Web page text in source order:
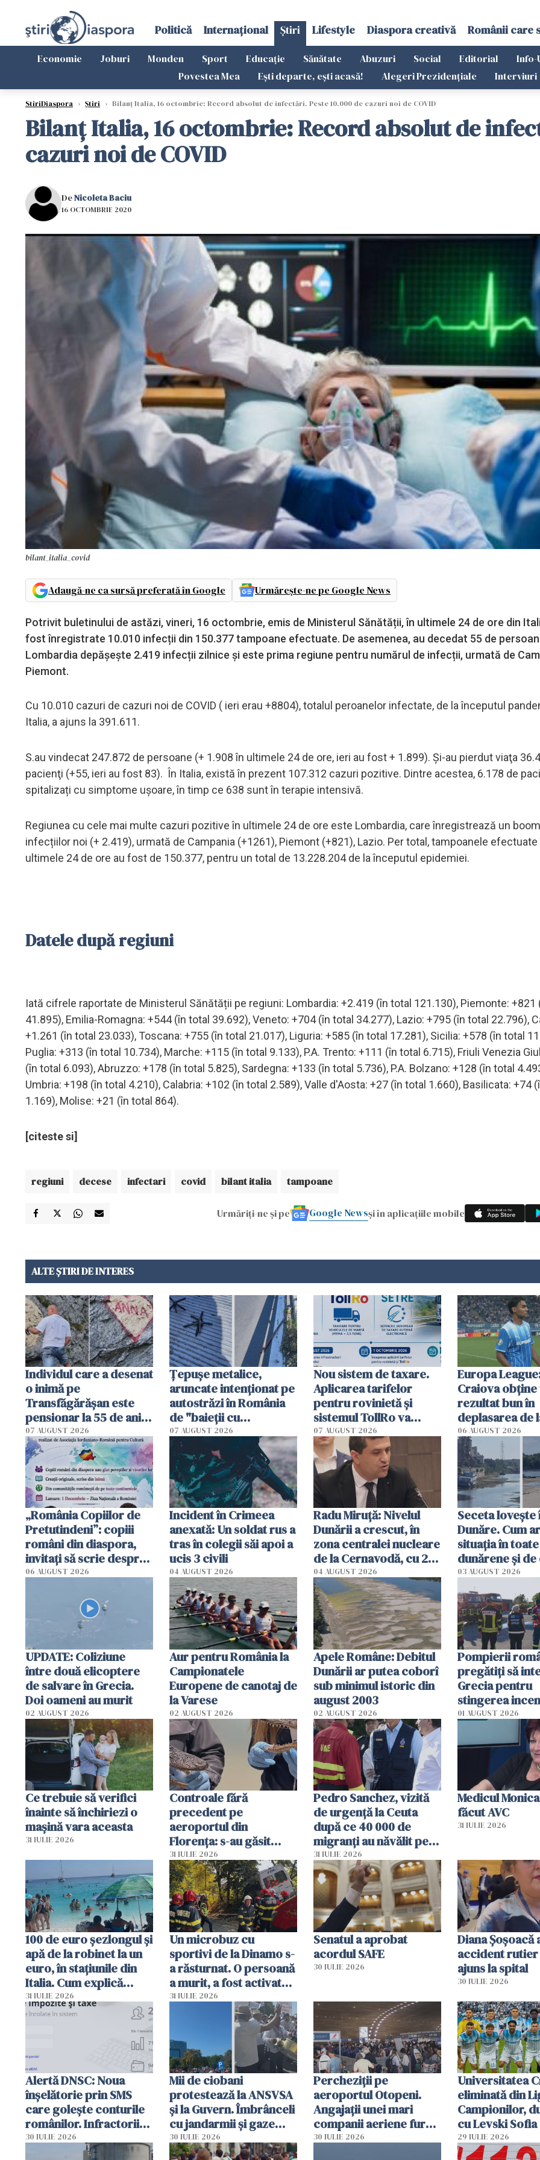
Politică Internațional Știri Lifestyle Diaspora creativă Românii care
Economie Joburi Monden Sport Educație Sănătate Abuzuri Social Editorial Info-
Povestea Mea
Ești departe, ești acasă! Alegeri Prezidențiale Interviuri
StiriDiaspora › Știri › Bilanţ Italia, 16 octombrie: Record absolut de infectări. Peste 10.000 de cazuri noi de COVID
Bilanţ Italia, 16 octombrie: Record absolut de
cazuri noi de COVID
DeNicoleta Baciu
16 OCTOMBRIE 2020
bilant_italia_covid
Adaugă-ne ca sursă preferată în Google Urmărește-ne pe Google News
Potrivit buletinului de astăzi, vineri, 16 octombrie, emis de Ministerul Sănătății, în ultimele 24 de ore din
fost înregistrate 10.010 infecții din 150.377 tampoane efectuate. De asemenea, au decedat 55 de
Lombardia depășește 2.419 infecții zilnice și este prima regiune pentru numărul de infecții, urmată de
Piemont.
Cu 10.010 cazuri de cazuri noi de COVID ( ieri erau +8804), totalul peroanelor infectate, de la începutul
Italia, a ajuns la 391.611.
S.au vindecat 247.872 de persoane (+ 1.908 în ultimele 24 de ore, ieri au fost + 1.899). Şi-au pierdut viaţa
pacienţi (+55, ieri au fost 83). În Italia, există în prezent 107.312 cazuri pozitive. Dintre acestea, 6.178 de
spitalizați cu simptome uşoare, în timp ce 638 sunt în terapie intensivă.
Regiunea cu cele mai multe cazuri pozitive în ultimele 24 de ore este Lombardia, care înregistrează un
infecțiilor noi (+ 2.419), urmată de Campania (+1261), Piemont (+821), Lazio. Per total, tampoanele efectuate
ultimele 24 de ore au fost de 150.377, pentru un total de 13.228.204 de la începutul epidemiei.
Datele după regiuni
Iată cifrele raportate de Ministerul Sănătății pe regiuni: Lombardia: +2.419 (în total 121.130), Piemonte: +821
41.895), Emilia-Romagna: +544 (în total 39.692), Veneto: +704 (în total 34.277), Lazio: +795 (în total 22.796),
+1.261 (în total 23.033), Toscana: +755 (în total 21.017), Liguria: +585 (în total 17.281), Sicilia: +578 (în total
Puglia: +313 (în total 10.734), Marche: +115 (în total 9.133), P.A. Trento: +111 (în total 6.715), Friuli Venezia
(în total 6.093), Abruzzo: +178 (în total 5.825), Sardegna: +133 (în total 5.736), P.A. Bolzano: +128 (în total
Umbria: +198 (în total 4.210), Calabria: +102 (în total 2.589), Valle d'Aosta: +27 (în total 1.660), Basilicata: +74
1.169), Molise: +21 (în total 864).
[citeste si]
regiuni decese infectari covid bilant italia tampoane
Urmăriți-ne și pe Google Newsși în aplicațiile mobile
ALTE ȘTIRI DE INTERES
Individul care a desenat
o inimă pe
Transfăgărășan este
pensionar la 55 de ani.
Poliția l-a identificat
07 AUGUST 2026
Țepușe metalice,
aruncate intenționat pe
autostrăzi în România
de "baieții cu
platforme": "Mi-au
cerut 1200 lei să mă
tracteze"
07 AUGUST 2026
Nou sistem de taxare.
Aplicarea tarifelor
pentru rovinietă şi
sistemul TollRo va
începe la 1 octombrie
07 AUGUST 2026
Europa
Craiova obține
rezultat bun în
deplasarea de
06 AUGUST 2026
„România Copiilor de
Pretutindeni”: copiii
români din diaspora,
invitați să scrie despre
România într-un volum
06 AUGUST 2026
Incident în Crimeea
anexată: Un soldat rus a
tras în colegii săi apoi a
ucis 3 civili
04 AUGUST 2026
Radu Miruţă: Nivelul
Dunării a crescut, în
zona centralei nucleare
de la Cernavodă, cu 2
cm faţă de ziua trecută
04 AUGUST 2026
Seceta
Dunăre. Cum
situația în
dunărene și de
România
efectele, deși a
în iulie
03 AUGUST 2026
UPDATE: Coliziune
între două elicoptere
de salvare în Grecia.
Doi oameni au murit
02 AUGUST 2026
Aur pentru România la
Campionatele
Europene de canotaj de
la Varese
02 AUGUST 2026
Apele Române: Debitul
Dunării ar putea coborî
sub minimul istoric din
august 2003
02 AUGUST 2026
Pompierii
pregătiţi să
Grecia pentru
stingerea
01 AUGUST 2026
Ce trebuie să verifici
înainte să închiriezi o
mașină vara aceasta
31 IULIE 2026
Controale fără
precedent pe
aeroportul din
Florența: s-au găsit
capete de aligator și o
sumă imensă de bani
31 IULIE 2026
Pedro Sanchez, vizită
de urgență la Ceuta
după ce 40 000 de
migranți au năvălit pe
teritoriul spaniol: „Vom
mobiliza toate
resursele"
31 IULIE 2026
Medicul
făcut AVC
31 IULIE 2026
100 de euro șezlongul și
apă de la robinet la un
euro, în stațiunile din
Italia. Cum explică
autoritățile
31 IULIE 2026
Un microbuz cu
sportivi de la Dinamo s-
a răsturnat. O persoană
a murit, a fost activat
planul roșu de
31 IULIE 2026
Senatul a aprobat
acordul SAFE
30 IULIE 2026
Diana Șoșoacă
accident rutier
ajuns la spital
30 IULIE 2026
Alertă DNSC: Noua
înșelătorie prin SMS
care golește conturile
românilor. Infractorii
folosesc numele
Ghișeul.ro și al Poliției
30 IULIE 2026
Mii de ciobani
protestează la ANSVSA
și la Guvern. Îmbrânceli
cu jandarmii și gaze
lacrimogene
30 IULIE 2026
Percheziții pe
aeroportul Otopeni.
Angajații unei mari
companii aeriene furau
parfumuri, ceasuri și
30 IULIE 2026
Universitatea
eliminată din
Campionilor,
cu Levski Sofia
29 IULIE 2026